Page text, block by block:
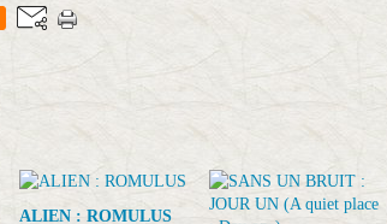
ALIEN : ROMULUS